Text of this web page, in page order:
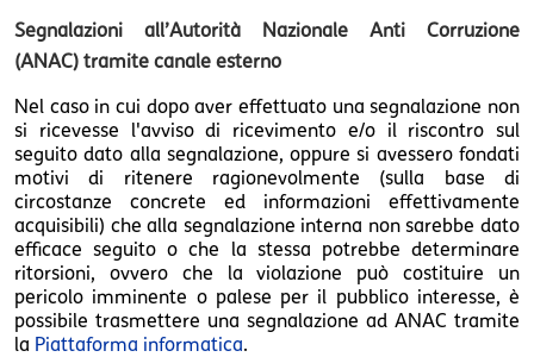
Segnalazioni all’Autorità Nazionale Anti Corruzione
(ANAC) tramite canale esterno
Nel caso in cui dopo aver effettuato una segnalazione non
si ricevesse l'avviso di ricevimento e/o il riscontro sul
seguito dato alla segnalazione, oppure si avessero fondati
motivi di ritenere ragionevolmente (sulla base di
circostanze concrete ed informazioni effettivamente
acquisibili) che alla segnalazione interna non sarebbe dato
efficace seguito o che la stessa potrebbe determinare
ritorsioni, ovvero che la violazione può costituire un
pericolo imminente o palese per il pubblico interesse, è
possibile trasmettere una segnalazione ad ANAC tramite
la Piattaforma informatica.